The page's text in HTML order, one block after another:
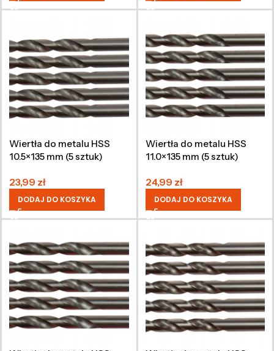
Wiertła do metalu HSS
10.5×135 mm (5 sztuk)
23,99 zł
DODAJ DO KOSZYKA
Wiertła do metalu HSS
11.0×135 mm (5 sztuk)
24,99 zł
DODAJ DO KOSZYKA